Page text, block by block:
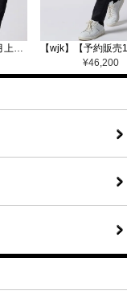
【wjk】【予約販売1月上旬～中旬入荷】function knit jacket(jacquard check) ニットジャケット(207 mw08j)
¥46,200